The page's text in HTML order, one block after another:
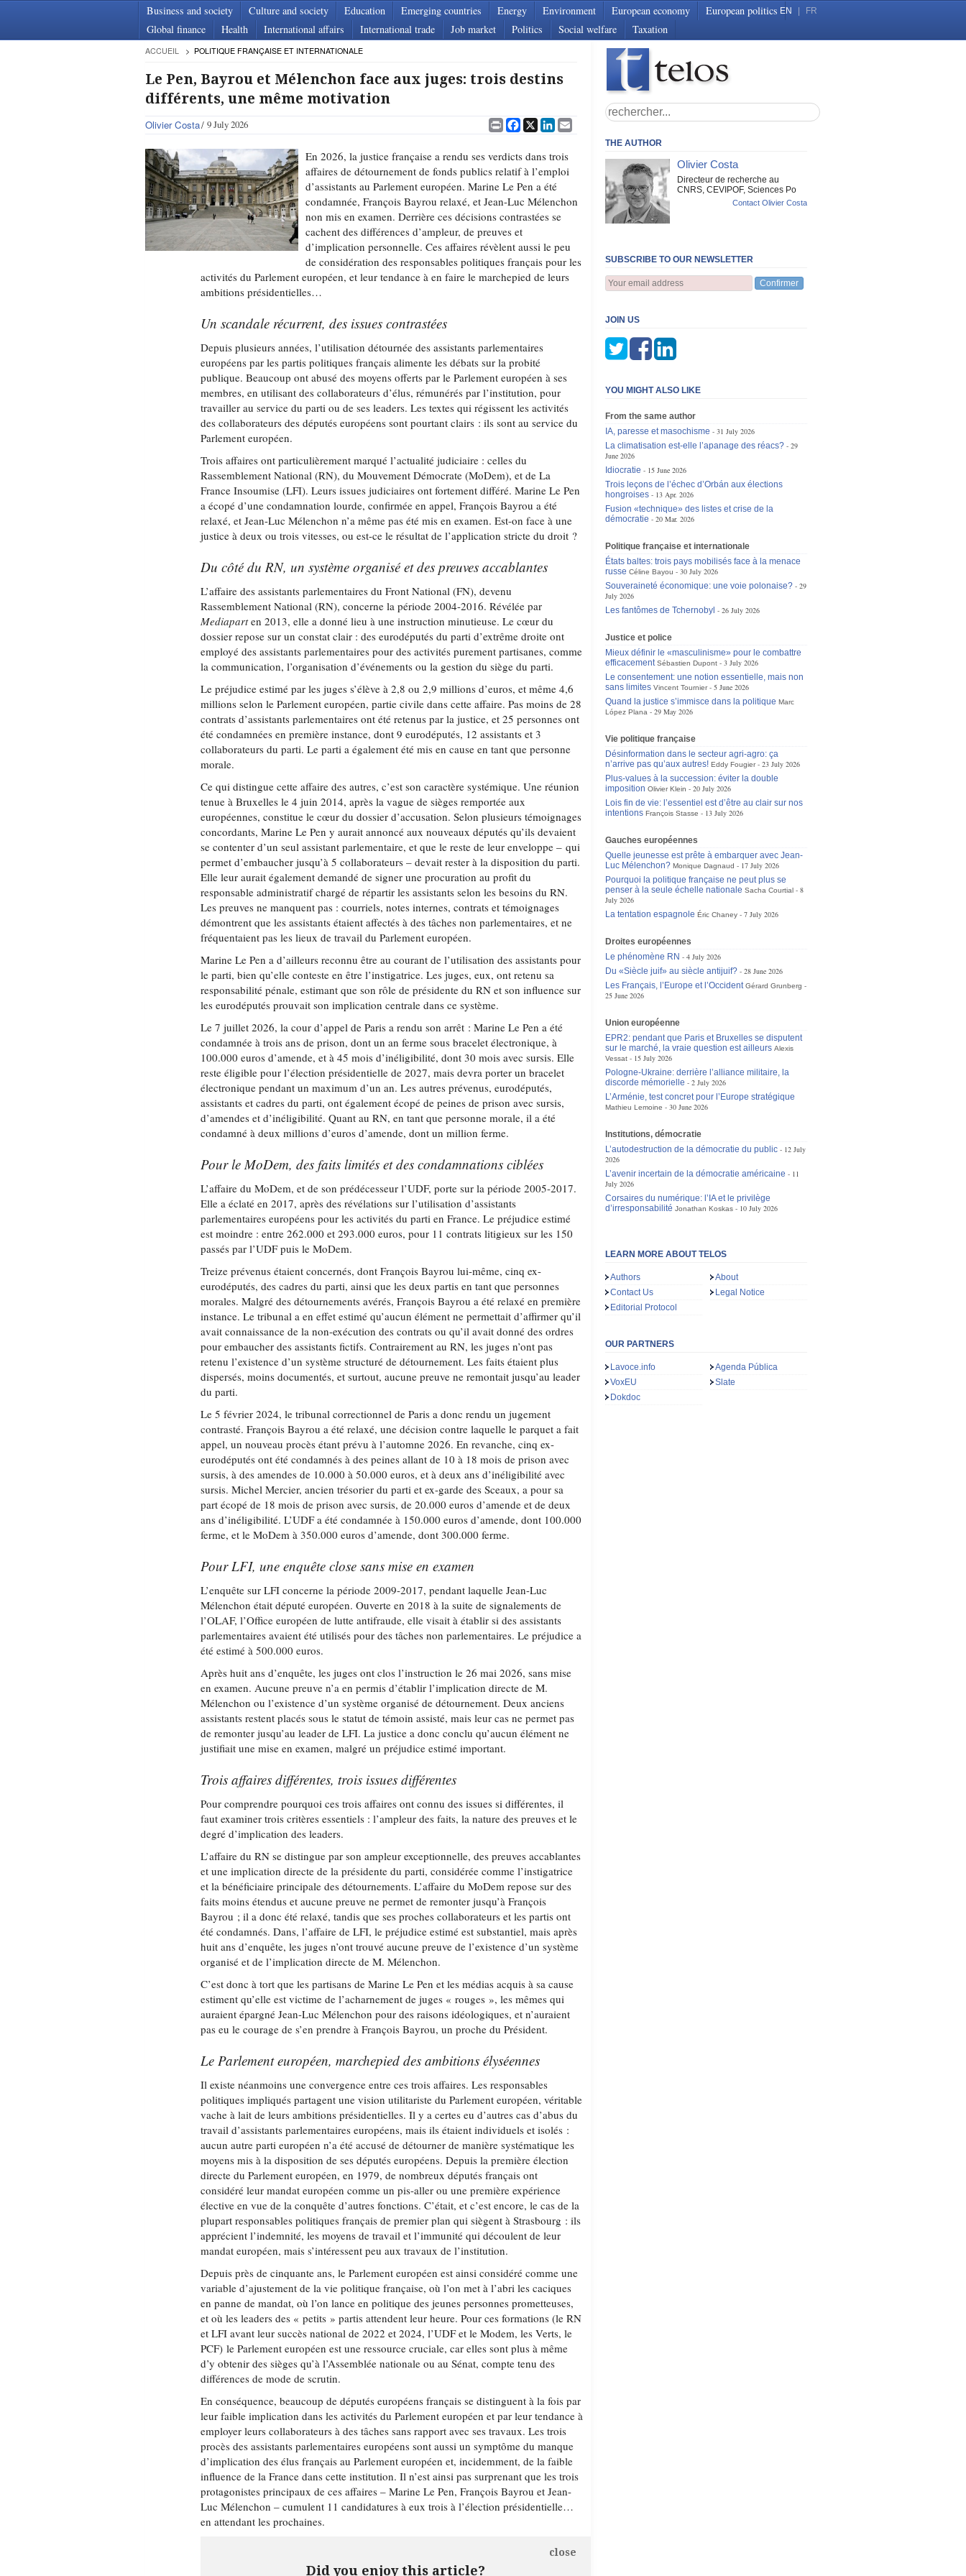
Business and society Culture and society Education Emerging countries Energy Environment European economy
European politics
Global finance
Health International affairs International trade Job market Politics Social welfare Taxation
EN FR
ACCUEIL POLITIQUE FRANÇAISE ET INTERNATIONALE
Le Pen, Bayrou et Mélenchon face aux juges: trois destins
différents, une même motivation
Olivier Costa 9 July 2026 PrintFacebook
X LinkedIn
Email
En 2026, la justice française a rendu ses verdicts dans trois
affaires de détournement de fonds publics relatif à l’emploi
d’assistants au Parlement européen. Marine Le Pen a été
condamnée, François Bayrou relaxé, et Jean-Luc Mélenchon
non mis en examen. Derrière ces décisions contrastées se
cachent des différences d’ampleur, de preuves et
d’implication personnelle. Ces affaires révèlent aussi le peu
de considération des responsables politiques français pour les
activités du Parlement européen, et leur tendance à en faire le marchepied de leurs
ambitions présidentielles…
Un scandale récurrent, des issues contrastées
Depuis plusieurs années, l’utilisation détournée des assistants parlementaires
européens par les partis politiques français alimente les débats sur la probité
publique. Beaucoup ont abusé des moyens offerts par le Parlement européen à ses
membres, en utilisant des collaborateurs d’élus, rémunérés par l’institution, pour
travailler au service du parti ou de ses leaders. Les textes qui régissent les activités
des collaborateurs des députés européens sont pourtant clairs : ils sont au service du
Parlement européen.
Trois affaires ont particulièrement marqué l’actualité judiciaire : celles du
Rassemblement National (RN), du Mouvement Démocrate (MoDem), et de La
France Insoumise (LFI). Leurs issues judiciaires ont fortement différé. Marine Le Pen
a écopé d’une condamnation lourde, confirmée en appel, François Bayrou a été
relaxé, et Jean-Luc Mélenchon n’a même pas été mis en examen. Est-on face à une
justice à deux ou trois vitesses, ou est-ce le résultat de l’application stricte du droit ?
Du côté du RN, un système organisé et des preuves accablantes
L’affaire des assistants parlementaires du Front National (FN), devenu
Rassemblement National (RN), concerne la période 2004-2016. Révélée par
Mediaparten 2013, elle a donné lieu à une instruction minutieuse. Le cœur du
dossier repose sur un constat clair : des eurodéputés du parti d’extrême droite ont
employé des assistants parlementaires pour des activités purement partisanes, comme
la communication, l’organisation d’événements ou la gestion du siège du parti.
Le préjudice estimé par les juges s’élève à 2,8 ou 2,9 millions d’euros, et même 4,6
millions selon le Parlement européen, partie civile dans cette affaire. Pas moins de 28
contrats d’assistants parlementaires ont été retenus par la justice, et 25 personnes ont
été condamnées en première instance, dont 9 eurodéputés, 12 assistants et 3
collaborateurs du parti. Le parti a également été mis en cause en tant que personne
morale.
Ce qui distingue cette affaire des autres, c’est son caractère systémique. Une réunion
tenue à Bruxelles le 4 juin 2014, après la vague de sièges remportée aux
européennes, constitue le cœur du dossier d’accusation. Selon plusieurs témoignages
concordants, Marine Le Pen y aurait annoncé aux nouveaux députés qu’ils devaient
se contenter d’un seul assistant parlementaire, et que le reste de leur enveloppe – qui
permet d’embaucher jusqu’à 5 collaborateurs – devait rester à la disposition du parti.
Elle leur aurait également demandé de signer une procuration au profit du
responsable administratif chargé de répartir les assistants selon les besoins du RN.
Les preuves ne manquent pas : courriels, notes internes, contrats et témoignages
démontrent que les assistants étaient affectés à des tâches non parlementaires, et ne
fréquentaient pas les lieux de travail du Parlement européen.
Marine Le Pen a d’ailleurs reconnu être au courant de l’utilisation des assistants pour
le parti, bien qu’elle conteste en être l’instigatrice. Les juges, eux, ont retenu sa
responsabilité pénale, estimant que son rôle de présidente du RN et son influence sur
les eurodéputés prouvait son implication centrale dans ce système.
Le 7 juillet 2026, la cour d’appel de Paris a rendu son arrêt : Marine Le Pen a été
condamnée à trois ans de prison, dont un an ferme sous bracelet électronique, à
100.000 euros d’amende, et à 45 mois d’inéligibilité, dont 30 mois avec sursis. Elle
reste éligible pour l’élection présidentielle de 2027, mais devra porter un bracelet
électronique pendant un maximum d’un an. Les autres prévenus, eurodéputés,
assistants et cadres du parti, ont également écopé de peines de prison avec sursis,
d’amendes et d’inéligibilité. Quant au RN, en tant que personne morale, il a été
condamné à deux millions d’euros d’amende, dont un million ferme.
Pour le MoDem, des faits limités et des condamnations ciblées
L’affaire du MoDem, et de son prédécesseur l’UDF, porte sur la période 2005-2017.
Elle a éclaté en 2017, après des révélations sur l’utilisation d’assistants
parlementaires européens pour les activités du parti en France. Le préjudice estimé
est moindre : entre 262.000 et 293.000 euros, pour 11 contrats litigieux sur les 150
passés par l’UDF puis le MoDem.
Treize prévenus étaient concernés, dont François Bayrou lui-même, cinq ex-
eurodéputés, des cadres du parti, ainsi que les deux partis en tant que personnes
morales. Malgré des détournements avérés, François Bayrou a été relaxé en première
instance. Le tribunal a en effet estimé qu’aucun élément ne permettait d’affirmer qu’il
avait connaissance de la non-exécution des contrats ou qu’il avait donné des ordres
pour embaucher des assistants fictifs. Contrairement au RN, les juges n’ont pas
retenu l’existence d’un système structuré de détournement. Les faits étaient plus
dispersés, moins documentés, et surtout, aucune preuve ne remontait jusqu’au leader
du parti.
Le 5 février 2024, le tribunal correctionnel de Paris a donc rendu un jugement
contrasté. François Bayrou a été relaxé, une décision contre laquelle le parquet a fait
appel, un nouveau procès étant prévu à l’automne 2026. En revanche, cinq ex-
eurodéputés ont été condamnés à des peines allant de 10 à 18 mois de prison avec
sursis, à des amendes de 10.000 à 50.000 euros, et à deux ans d’inéligibilité avec
sursis. Michel Mercier, ancien trésorier du parti et ex-garde des Sceaux, a pour sa
part écopé de 18 mois de prison avec sursis, de 20.000 euros d’amende et de deux
ans d’inéligibilité. L’UDF a été condamnée à 150.000 euros d’amende, dont 100.000
ferme, et le MoDem à 350.000 euros d’amende, dont 300.000 ferme.
Pour LFI, une enquête close sans mise en examen
L’enquête sur LFI concerne la période 2009-2017, pendant laquelle Jean-Luc
Mélenchon était député européen. Ouverte en 2018 à la suite de signalements de
l’OLAF, l’Office européen de lutte antifraude, elle visait à établir si des assistants
parlementaires avaient été utilisés pour des tâches non parlementaires. Le préjudice a
été estimé à 500.000 euros.
Après huit ans d’enquête, les juges ont clos l’instruction le 26 mai 2026, sans mise
en examen. Aucune preuve n’a en permis d’établir l’implication directe de M.
Mélenchon ou l’existence d’un système organisé de détournement. Deux anciens
assistants restent placés sous le statut de témoin assisté, mais leur cas ne permet pas
de remonter jusqu’au leader de LFI. La justice a donc conclu qu’aucun élément ne
justifiait une mise en examen, malgré un préjudice estimé important.
Trois affaires différentes, trois issues différentes
Pour comprendre pourquoi ces trois affaires ont connu des issues si différentes, il
faut examiner trois critères essentiels : l’ampleur des faits, la nature des preuves et le
degré d’implication des leaders.
L’affaire du RN se distingue par son ampleur exceptionnelle, des preuves accablantes
et une implication directe de la présidente du parti, considérée comme l’instigatrice
et la bénéficiaire principale des détournements. L’affaire du MoDem repose sur des
faits moins étendus et aucune preuve ne permet de remonter jusqu’à François
Bayrou ; il a donc été relaxé, tandis que ses proches collaborateurs et les partis ont
été condamnés. Dans, l’affaire de LFI, le préjudice estimé est substantiel, mais après
huit ans d’enquête, les juges n’ont trouvé aucune preuve de l’existence d’un système
organisé et de l’implication directe de M. Mélenchon.
C’est donc à tort que les partisans de Marine Le Pen et les médias acquis à sa cause
estiment qu’elle est victime de l’acharnement de juges « rouges », les mêmes qui
auraient épargné Jean-Luc Mélenchon pour des raisons idéologiques, et n’auraient
pas eu le courage de s’en prendre à François Bayrou, un proche du Président.
Le Parlement européen, marchepied des ambitions élyséennes
Il existe néanmoins une convergence entre ces trois affaires. Les responsables
politiques impliqués partagent une vision utilitariste du Parlement européen, véritable
vache à lait de leurs ambitions présidentielles. Il y a certes eu d’autres cas d’abus du
travail d’assistants parlementaires européens, mais ils étaient individuels et isolés :
aucun autre parti européen n’a été accusé de détourner de manière systématique les
moyens mis à la disposition de ses députés européens. Depuis la première élection
directe du Parlement européen, en 1979, de nombreux députés français ont
considéré leur mandat européen comme un pis-aller ou une première expérience
élective en vue de la conquête d’autres fonctions. C’était, et c’est encore, le cas de la
plupart responsables politiques français de premier plan qui siègent à Strasbourg : ils
apprécient l’indemnité, les moyens de travail et l’immunité qui découlent de leur
mandat européen, mais s’intéressent peu aux travaux de l’institution.
Depuis près de cinquante ans, le Parlement européen est ainsi considéré comme une
variable d’ajustement de la vie politique française, où l’on met à l’abri les caciques
en panne de mandat, où l’on lance en politique des jeunes personnes prometteuses,
et où les leaders des « petits » partis attendent leur heure. Pour ces formations (le RN
et LFI avant leur succès national de 2022 et 2024, l’UDF et le Modem, les Verts, le
PCF) le Parlement européen est une ressource cruciale, car elles sont plus à même
d’y obtenir des sièges qu’à l’Assemblée nationale ou au Sénat, compte tenu des
différences de mode de scrutin.
En conséquence, beaucoup de députés européens français se distinguent à la fois par
leur faible implication dans les activités du Parlement européen et par leur tendance à
employer leurs collaborateurs à des tâches sans rapport avec ses travaux. Les trois
procès des assistants parlementaires européens sont aussi un symptôme du manque
d’implication des élus français au Parlement européen et, incidemment, de la faible
influence de la France dans cette institution. Il n’est ainsi pas surprenant que les trois
protagonistes principaux de ces affaires – Marine Le Pen, François Bayrou et Jean-
Luc Mélenchon – cumulent 11 candidatures à eux trois à l’élection présidentielle…
en attendant les prochaines.
Did you enjoy this article?
close
THE AUTHOR
Olivier Costa
Directeur de recherche au
CNRS, CEVIPOF, Sciences Po
Contact Olivier Costa
SUBSCRIBE TO OUR NEWSLETTER
Confirmer
JOIN US
YOU MIGHT ALSO LIKE
From the same author
IA, paresse et masochisme
31 July 2026
La climatisation est-elle l’apanage des réacs?
29
June 2026
Idiocratie
15 June 2026
Trois leçons de l’échec d’Orbán aux élections
hongroises
13 Apr. 2026
Fusion «technique» des listes et crise de la
démocratie
20 Mar. 2026
Politique française et internationale
États baltes: trois pays mobilisés face à la menace
russe Céline Bayou
30 July 2026
Souveraineté économique: une voie polonaise?
29
July 2026
Les fantômes de Tchernobyl
26 July 2026
Justice et police
Mieux définir le «masculinisme» pour le combattre
efficacement Sébastien Dupont
3 July 2026
Le consentement: une notion essentielle, mais non
sans limites Vincent Tournier
5 June 2026
Quand la justice s’immisce dans la politique Marc
López Plana
29 May 2026
Vie politique française
Désinformation dans le secteur agri-agro: ça
n’arrive pas qu’aux autres! Eddy Fougier
23 July 2026
Plus-values à la succession: éviter la double
imposition Olivier Klein
20 July 2026
Lois fin de vie: l’essentiel est d’être au clair sur nos
intentions François Stasse 13 July 2026
Gauches européennes
Quelle jeunesse est prête à embarquer avec Jean-
Luc Mélenchon? Monique Dagnaud
17 July 2026
Pourquoi la politique française ne peut plus se
penser à la seule échelle nationale Sacha Courtial
8
July 2026
La tentation espagnole Éric Chaney 7 July 2026
Droites européennes
Le phénomène RN
4 July 2026
Du «Siècle juif» au siècle antijuif?
28 June 2026
Les Français, l’Europe et l’Occident Gérard Grunberg
25 June 2026
Union européenne
EPR2: pendant que Paris et Bruxelles se disputent
sur le marché, la vraie question est ailleurs Alexis
Vessat
15 July 2026
Pologne-Ukraine: derrière l’alliance militaire, la
discorde mémorielle
2 July 2026
L’Arménie, test concret pour l’Europe stratégique
Mathieu Lemoine 30 June 2026
Institutions, démocratie
L’autodestruction de la démocratie du public
12 July
2026
L’avenir incertain de la démocratie américaine
11
July 2026
Corsaires du numérique: l’IA et le privilège
d’irresponsabilité Jonathan Koskas 10 July 2026
LEARN MORE ABOUT TELOS
Authors
About
Contact Us
Legal Notice
Editorial Protocol
OUR PARTNERS
Lavoce.info
Agenda Pública
VoxEU
Slate
Dokdoc